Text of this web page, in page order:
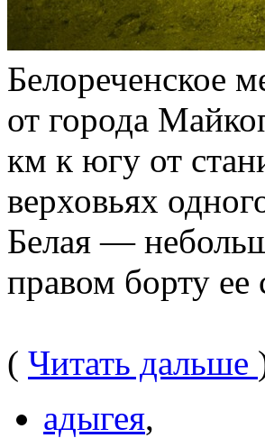
Белореченское
от города
км к югу от
верховьях
Белая —
правом борту ее
( Читать дальше
адыгея,